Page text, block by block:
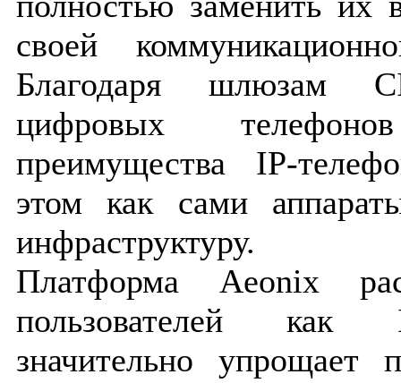
своей
Благодаря шлюзам
цифровых
преимущества IP-
этом как сами
инфраструктуру.
Платформа Aeonix
пользователей как
значительно упрощает